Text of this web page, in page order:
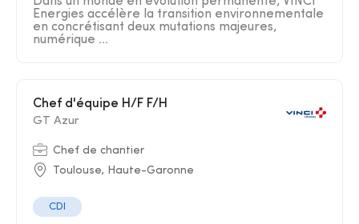
Energies accélère la transition environnementale
en concrétisant deux mutations majeures,
numérique ...
Chef d'équipe H/F F/H
GT Azur
Chef de chantier
Toulouse, Haute-Garonne
CDI